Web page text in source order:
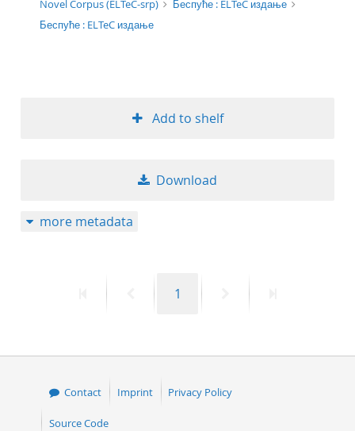
Novel Corpus (ELTeC-srp)
Беспуће : ELTeC издање
Беспуће : ELTeC издање
Add to shelf
Download
more metadata
PreviousPage
1
Contact Imprint Privacy Policy
Source Code